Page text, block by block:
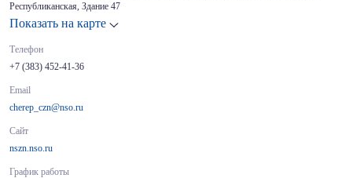
Республиканская, Здание 47
Показать на карте
Телефон
+7 (383) 452-41-36
Email
cherep_czn@nso.ru
Сайт
nszn.nso.ru
График работы